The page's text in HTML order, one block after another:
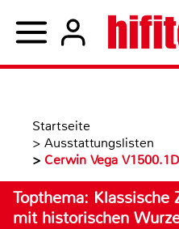
Startseite
> Ausstattungslisten
> Cerwin Vega V1500.1D
Topthema: Klassische
mit historischen